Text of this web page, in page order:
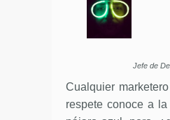
Jefe de
Cualquier
respete conoce a